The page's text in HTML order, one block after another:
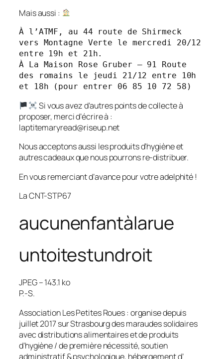
Mais aussi :
À l’ATMF, au 44 route de Shirmeck
vers Montagne Verte le mercredi 20/12
entre 19h et 21h.
À La Maison Rose Gruber – 91 Route
des romains le jeudi 21/12 entre 10h
et 18h (pour entrer 06 85 10 72 58)
Si vous avez d’autres points de collecte à
proposer, merci d’écrire à :
laptitemaryread@riseup.net
Nous acceptons aussi les produits d’hygiène et
autres cadeaux que nous pourrons re-distribuer.
En vous remerciant d’avance pour votre adelphité !
La CNT-STP67
aucunenfantàlarue
untoitestundroit
JPEG – 143.1 ko
P.-S.
Association Les Petites Roues : organise depuis
juillet 2017 sur Strasbourg des maraudes solidaires
avec distributions alimentaires et de produits
d’hygiène / de première nécessité, soutien
administratif & psychologique, hébergement d’